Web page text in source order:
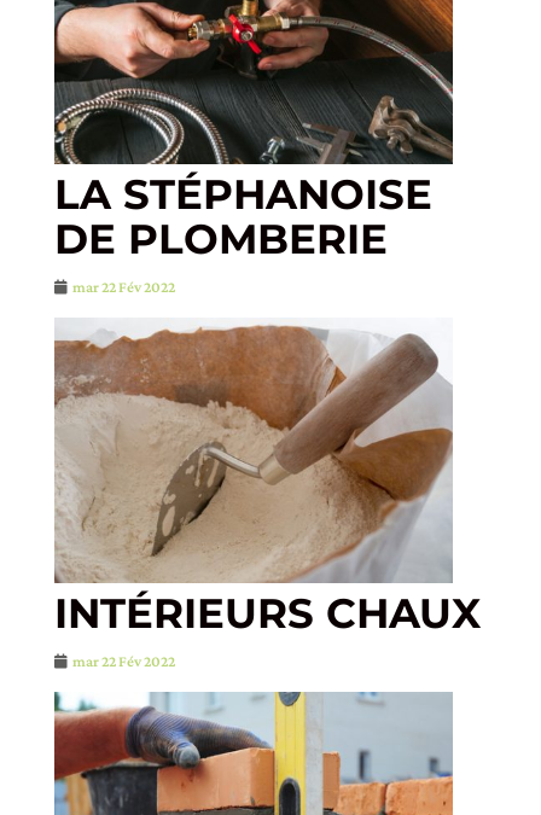
LA STÉPHANOISE
DE PLOMBERIE
mar 22 Fév 2022
INTÉRIEURS CHAUX
mar 22 Fév 2022